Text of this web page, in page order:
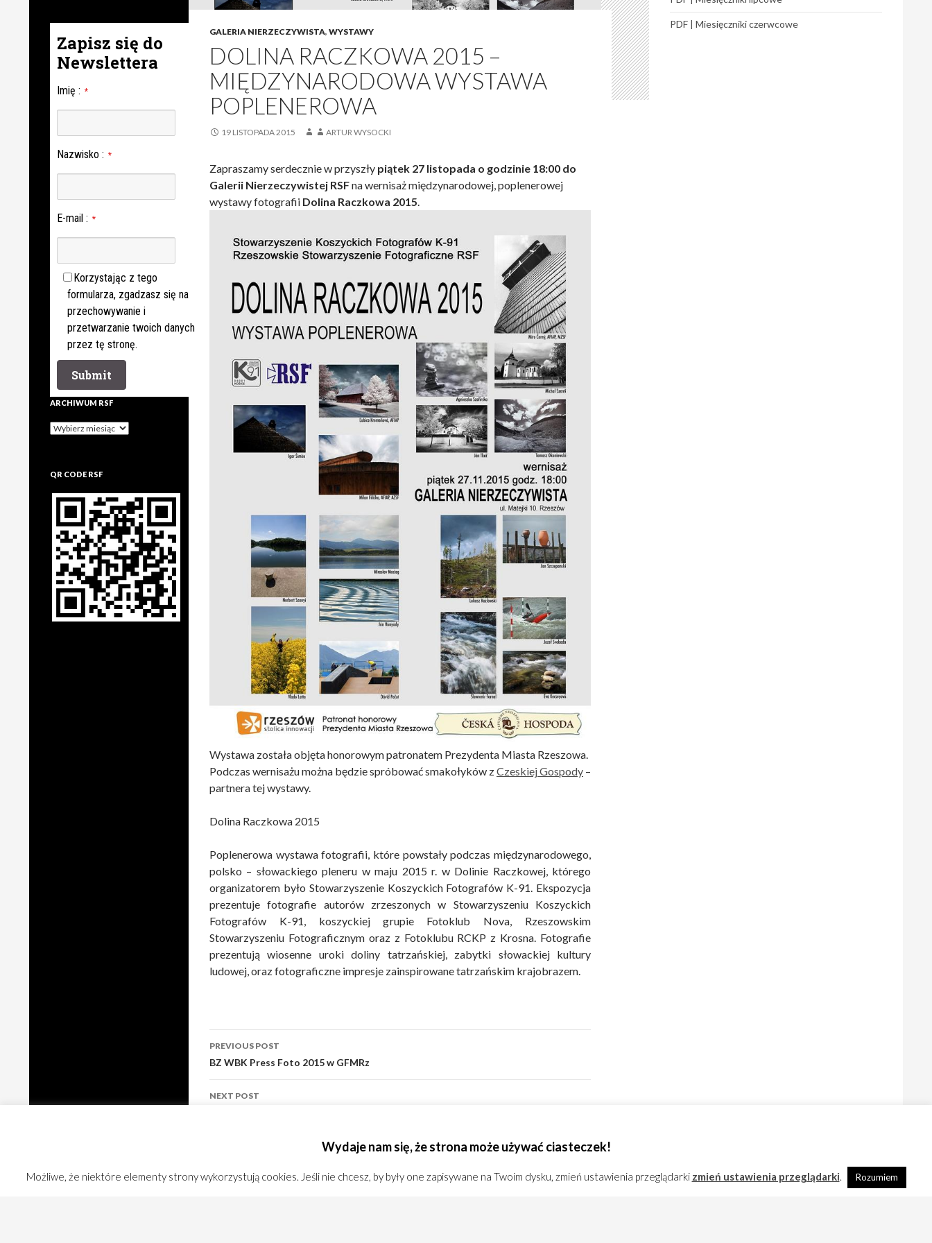
GALERIA NIERZECZYWISTA, WYSTAWY
DOLINA RACZKOWA 2015 –
MIĘDZYNARODOWA WYSTAWA
POPLENEROWA
19 LISTOPADA 2015 ARTUR WYSOCKI
Zapraszamy serdecznie w przyszły piątek 27 listopada o godzinie 18:00 do
Galerii Nierzeczywistej RSFna wernisaż międzynarodowej, poplenerowej
wystawy fotografii Dolina Raczkowa 2015.
Wystawa została objęta honorowym patronatem Prezydenta Miasta Rzeszowa.
Podczas wernisażu można będzie spróbować smakołyków zCzeskiej Gospody –
partnera tej wystawy.
Dolina Raczkowa 2015
Poplenerowa wystawa fotografii, które powstały podczas międzynarodowego,
polsko – słowackiego pleneru w maju 2015 r. w Dolinie Raczkowej, którego
organizatorem było Stowarzyszenie Koszyckich Fotografów K-91. Ekspozycja
prezentuje fotografie autorów zrzeszonych w Stowarzyszeniu Koszyckich
Fotografów K-91, koszyckiej grupie Fotoklub Nova, Rzeszowskim
Stowarzyszeniu Fotograficznym oraz z Fotoklubu RCKP z Krosna. Fotografie
prezentują wiosenne uroki doliny tatrzańskiej, zabytki słowackiej kultury
ludowej, oraz fotograficzne impresje zainspirowane tatrzańskim krajobrazem.
Post
navigation
PREVIOUS POST
BZ WBK Press Foto 2015 w GFMRz
NEXT POST
PDF | Miesięczniki czerwcowe
Zapisz się do
Newslettera
Imię : *
Nazwisko : *
E-mail : *
Korzystając z tego
formularza, zgadzasz się na
przechowywanie i
przetwarzanie twoich danych
przez tę stronę.
ARCHIWUM RSF
Archiwum
QR CODE RSF
Wydaje nam się, że strona może używać ciasteczek!
Możliwe, że niektóre elementy strony wykorzystują cookies. Jeśli nie chcesz, by były one zapisywane na Twoim dysku, zmień ustawienia przeglądarki zmień ustawienia przeglądarki. Rozumiem